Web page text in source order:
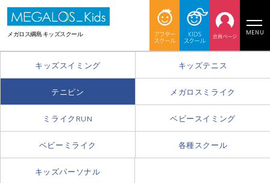
メガロス綱島 キッズスクール MENU
キッズスイミング キッズテニス
テニピン メガロスミライク
ミライクRUN ベビースイミング
ベビーミライク 各種スクール
キッズパーソナル